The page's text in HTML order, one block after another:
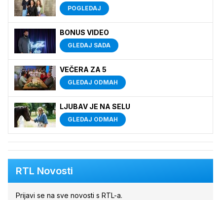
POGLEDAJ
BONUS VIDEO
GLEDAJ SADA
VEČERA ZA 5
GLEDAJ ODMAH
LJUBAV JE NA SELU
GLEDAJ ODMAH
RTL Novosti
Prijavi se na sve novosti s RTL-a.